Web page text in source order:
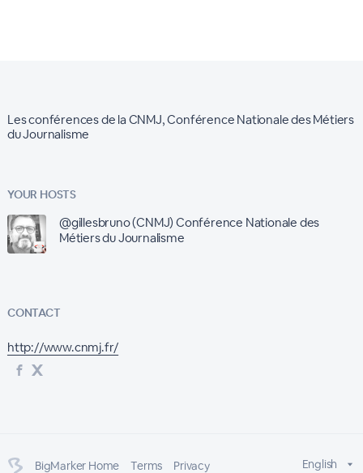
Les conférences de la CNMJ, Conférence Nationale des Métiers
du Journalisme
YOUR HOSTS
@gillesbruno (CNMJ) Conférence Nationale des
Métiers du Journalisme
CONTACT
http://www.cnmj.fr/
BigMarker Home Terms Privacy English